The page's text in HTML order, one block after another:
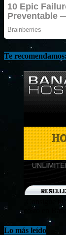
Te recomendamos:
¡Consigue
costo en
Lo más leído